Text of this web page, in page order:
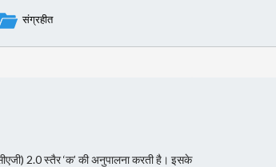
संग्रहीत
2.0 स्तैर ‘क’ की अनुपालना करती है। इसके